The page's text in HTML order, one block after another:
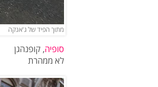
מתוך הפיד של ג'אנקה
סופיה, קופנהגן
לא ממהרת